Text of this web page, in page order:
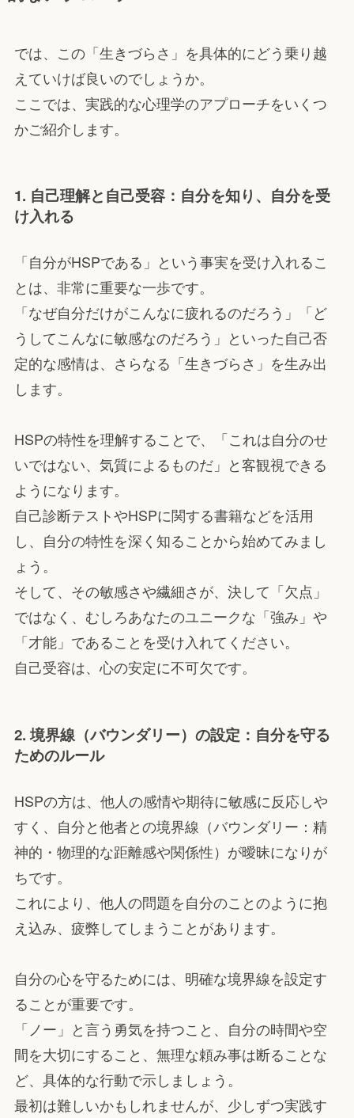
では、この「生きづらさ」を具体的にどう乗り越
えていけば良いのでしょうか。
ここでは、実践的な心理学のアプローチをいくつ
かご紹介します。
1. 自己理解と自己受容：自分を知り、自分を受
け入れる
「自分がHSPである」という事実を受け入れるこ
とは、非常に重要な一歩です。
「なぜ自分だけがこんなに疲れるのだろう」「ど
うしてこんなに敏感なのだろう」といった自己否
定的な感情は、さらなる「生きづらさ」を生み出
します。
HSPの特性を理解することで、「これは自分のせ
いではない、気質によるものだ」と客観視できる
ようになります。
自己診断テストやHSPに関する書籍などを活用
し、自分の特性を深く知ることから始めてみまし
ょう。
そして、その敏感さや繊細さが、決して「欠点」
ではなく、むしろあなたのユニークな「強み」や
「才能」であることを受け入れてください。
自己受容は、心の安定に不可欠です。
2. 境界線（バウンダリー）の設定：自分を守る
ためのルール
HSPの方は、他人の感情や期待に敏感に反応しや
すく、自分と他者との境界線（バウンダリー：精
神的・物理的な距離感や関係性）が曖昧になりが
ちです。
これにより、他人の問題を自分のことのように抱
え込み、疲弊してしまうことがあります。
自分の心を守るためには、明確な境界線を設定す
ることが重要です。
「ノー」と言う勇気を持つこと、自分の時間や空
間を大切にすること、無理な頼み事は断ることな
ど、具体的な行動で示しましょう。
最初は難しいかもしれませんが、少しずつ実践す